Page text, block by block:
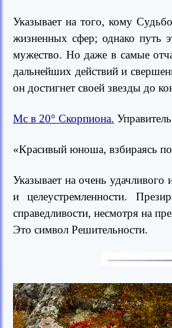
Указывает на того, кому
жизненных сфер; однако путь
мужество. Но даже в самые
дальнейших действий и
он достигнет своей звезды до
Мс в 20° Скорпиона.
«Красивый юноша, взбираясь по
Указывает на очень
и целеустремленности.
справедливости, несмотря на
Это символ Решительности.